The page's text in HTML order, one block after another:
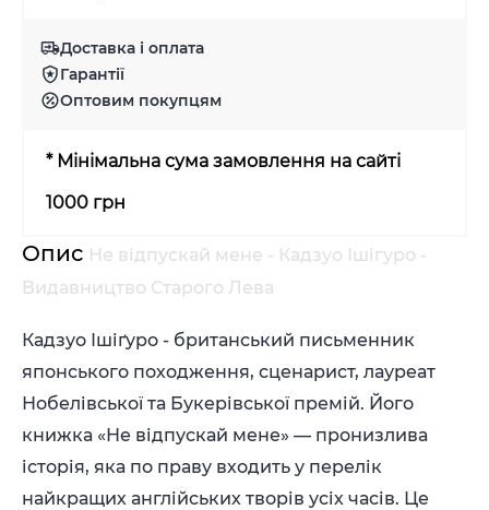
Доставка і оплата
Гарантії
Оптовим покупцям
* Мінімальна сума замовлення на сайті
1000 грн
Опис Не відпускай мене - Кадзуо Ішігуро -
Видавництво Старого Лева
Кадзуо Ішіґуро - британський письменник
японського походження, сценарист, лауреат
Нобелівської та Букерівської премій. Його
книжка «Не відпускай мене» — пронизлива
історія, яка по праву входить у перелік
найкращих англійських творів усіх часів. Це